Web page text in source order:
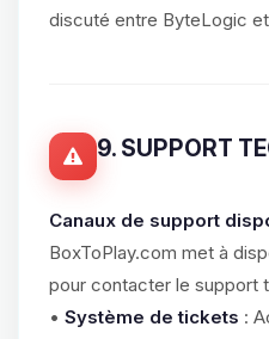
discuté entre ByteLogic
9. SUPPORT
Canaux de support
BoxToPlay.com met à
pour contacter le support
• Système de tickets :